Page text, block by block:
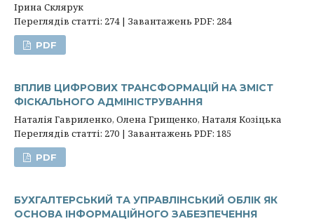
Ірина Склярук
Переглядів статті: 274 | Завантажень PDF: 284
PDF
ВПЛИВ ЦИФРОВИХ ТРАНСФОРМАЦІЙ НА ЗМІСТ
ФІСКАЛЬНОГО АДМІНІСТРУВАННЯ
Наталія Гавриленко, Олена Грищенко, Наталя Козіцька
Переглядів статті: 270 | Завантажень PDF: 185
PDF
БУХГАЛТЕРСЬКИЙ ТА УПРАВЛІНСЬКИЙ ОБЛІК ЯК
ОСНОВА ІНФОРМАЦІЙНОГО ЗАБЕЗПЕЧЕННЯ